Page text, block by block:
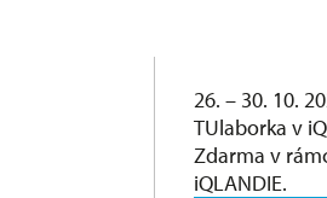
26. – 30. 10.
TUlaborka v
Zdarma v
iQLANDIE.